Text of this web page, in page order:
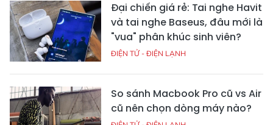
Đại chiến giá rẻ: Tai nghe Havit
và tai nghe Baseus, đâu mới là
"vua" phân khúc sinh viên?
ĐIỆN TỬ - ĐIỆN LẠNH
So sánh Macbook Pro cũ vs Air
cũ nên chọn dòng máy nào?